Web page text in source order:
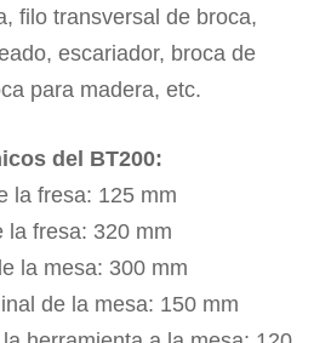
filo transversal de broca,
escariador, broca de
para madera, etc.
del BT200:
la fresa: 125 mm
la fresa: 320 mm
la mesa: 300 mm
de la mesa: 150 mm